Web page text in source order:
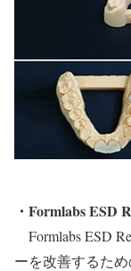
・Formlabs ESD
Formlabs ESD
ーを改善するた